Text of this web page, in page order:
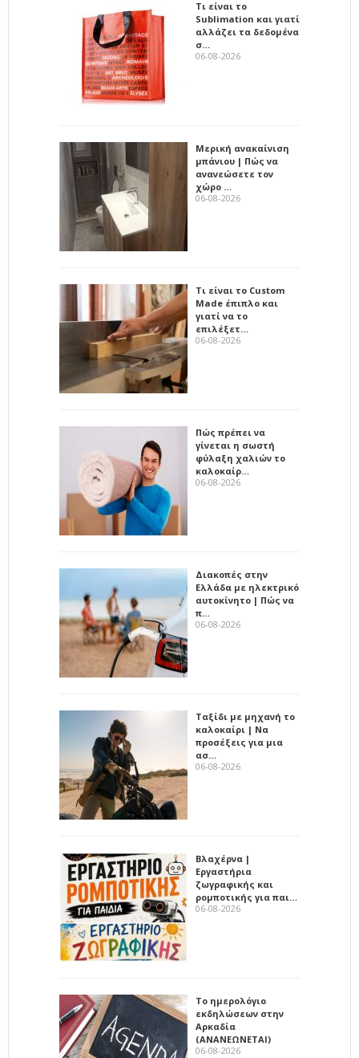
Τι είναι το
Sublimation και γιατί
αλλάζει τα δεδομένα
σ…
06-08-2026
Μερική ανακαίνιση
μπάνιου | Πώς να
ανανεώσετε τον
χώρο …
06-08-2026
Τι είναι το Custom
Made έπιπλο και
γιατί να το
επιλέξετ…
06-08-2026
Πώς πρέπει να
γίνεται η σωστή
φύλαξη χαλιών το
καλοκαίρ…
06-08-2026
Διακοπές στην
Ελλάδα με ηλεκτρικό
αυτοκίνητο | Πώς να
π…
06-08-2026
Ταξίδι με μηχανή το
καλοκαίρι | Να
προσέξεις για μια
ασ…
06-08-2026
Βλαχέρνα |
Εργαστήρια
ζωγραφικής και
ρομποτικής για παι…
06-08-2026
Το ημερολόγιο
εκδηλώσεων στην
Αρκαδία
(ΑΝΑΝΕΩΝΕΤΑΙ)
06-08-2026